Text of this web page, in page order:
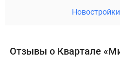
Отзывы о Квартале